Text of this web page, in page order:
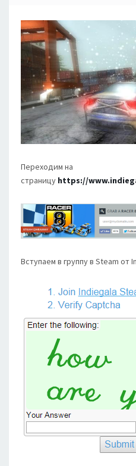
Переходим на
страницу https://
Вступаем в группу в Steam от